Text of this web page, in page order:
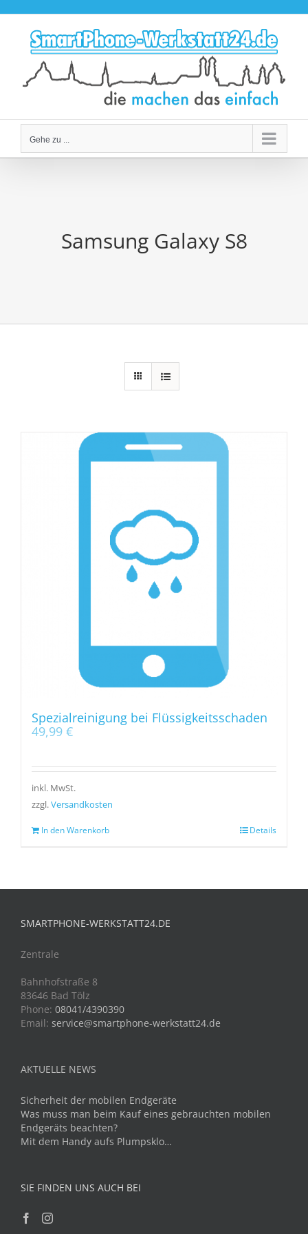
springen
Gehe zu ...
Samsung Galaxy S8
Spezialreinigung bei Flüssigkeitsschaden
49,99 €
inkl. MwSt.
zzgl.Versandkosten
In den Warenkorb Details
SMARTPHONE-WERKSTATT24.DE
Zentrale
Bahnhofstraße 8
83646 Bad Tölz
Phone: 08041/4390390
Email: service@smartphone-werkstatt24.de
AKTUELLE NEWS
Sicherheit der mobilen Endgeräte
Was muss man beim Kauf eines gebrauchten mobilen
Endgeräts beachten?
Mit dem Handy aufs Plumpsklo…
SIE FINDEN UNS AUCH BEI